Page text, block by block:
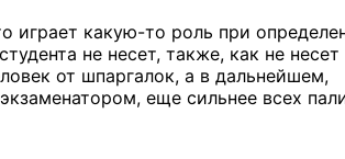
играет какую-то роль при
не несет, также, как не несет
от шпаргалок, а в дальнейшем,
еще сильнее всех